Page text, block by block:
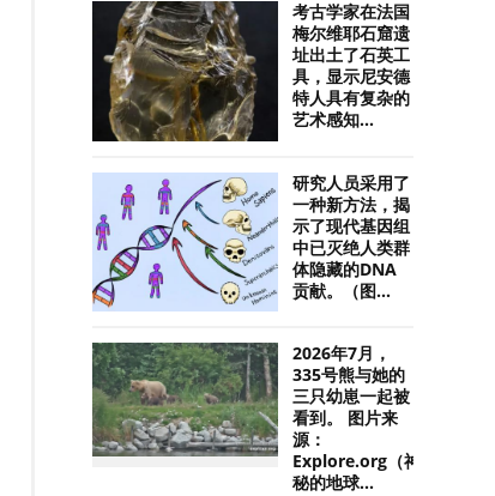
考古学家在法国
梅尔维耶石窟遗
址出土了石英工
具，显示尼安德
特人具有复杂的
艺术感知...
研究人员采用了
一种新方法，揭
示了现代基因组
中已灭绝人类群
体隐藏的DNA
贡献。（图...
2026年7月，
335号熊与她的
三只幼崽一起被
看到。 图片来
源：
Explore.org（神
秘的地球...